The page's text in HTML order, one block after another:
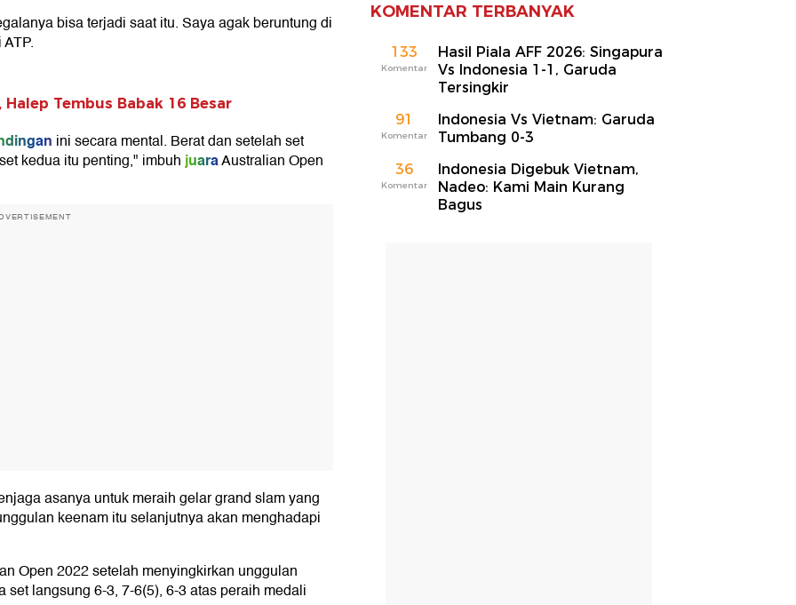
bisa terjadi saat itu. Saya agak beruntung di
Tembus Babak 16 Besar
ini secara mental. Berat dan setelah set
kedua itu penting," imbuhjuaraAustralian Open
asanya untuk meraih gelar grand slam yang
keenam itu selanjutnya akan menghadapi
Open 2022 setelah menyingkirkan unggulan
set langsung 6-3, 7-6(5), 6-3 atas peraih medali
KOMENTAR TERBANYAK
133
Komentar
Hasil Piala AFF 2026: Singapura
Vs Indonesia 1-1, Garuda
Tersingkir
91
Komentar
Indonesia Vs Vietnam: Garuda
Tumbang 0-3
36
Komentar
Indonesia Digebuk Vietnam,
Nadeo: Kami Main Kurang
Bagus